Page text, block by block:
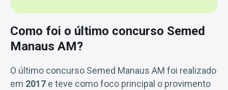
Como foi o último concurso Semed
Manaus AM?
O último concurso Semed Manaus AM foi realizado
em 2017 e teve como foco principal o provimento